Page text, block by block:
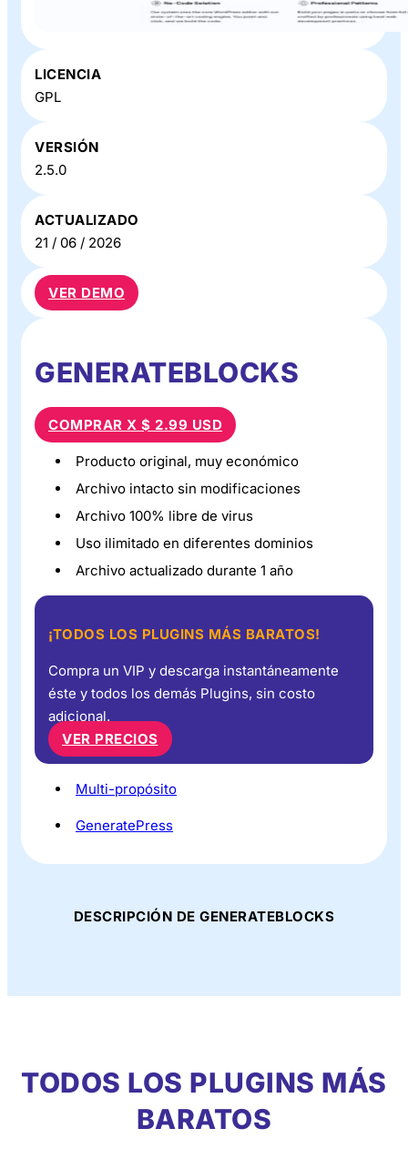
LICENCIA
GPL
VERSIÓN
2.5.0
ACTUALIZADO
21 / 06 / 2026
VER DEMO
GENERATEBLOCKS
COMPRAR X $ 2.99 USD
Producto original, muy económico
Archivo intacto sin modificaciones
Archivo 100% libre de virus
Uso ilimitado en diferentes dominios
Archivo actualizado durante 1 año
¡TODOS LOS PLUGINS MÁS BARATOS!
Compra un VIP y descarga instantáneamente
éste y todos los demás Plugins, sin costo
adicional.
VER PRECIOS
Multi-propósito
GeneratePress
DESCRIPCIÓN DE GENERATEBLOCKS
TODOS LOS PLUGINS MÁS
BARATOS